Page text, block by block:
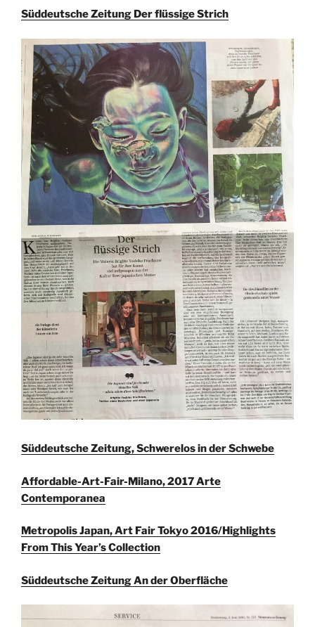
Süddeutsche Zeitung Der flüssige Strich
Süddeutsche Zeitung, Schwerelos in der Schwebe
Affordable-Art-Fair-Milano, 2017 Arte
Contemporanea
Metropolis Japan, Art Fair Tokyo 2016/Highlights
From This Year’s Collection
Süddeutsche Zeitung An der Oberfläche